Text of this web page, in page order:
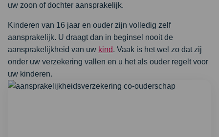
uw zoon of dochter aansprakelijk.
Kinderen van 16 jaar en ouder zijn volledig zelf
aansprakelijk. U draagt dan in beginsel nooit de
aansprakelijkheid van uw kind. Vaak is het wel zo dat zij
onder uw verzekering vallen en u het als ouder regelt voor
uw kinderen.